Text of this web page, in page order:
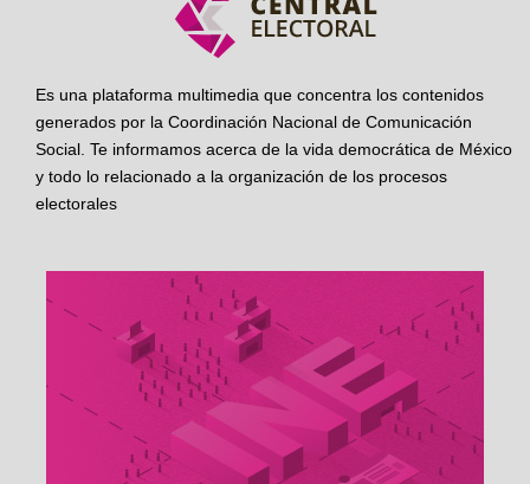
Es una plataforma multimedia que concentra los contenidos
generados por la Coordinación Nacional de Comunicación
Social. Te informamos acerca de la vida democrática de México
y todo lo relacionado a la organización de los procesos
electorales